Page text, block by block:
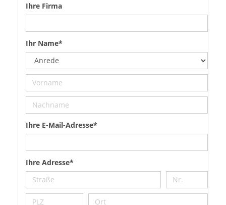
Ihre Firma
Ihr Name*
Ihre E-Mail-Adresse*
Ihre Adresse*